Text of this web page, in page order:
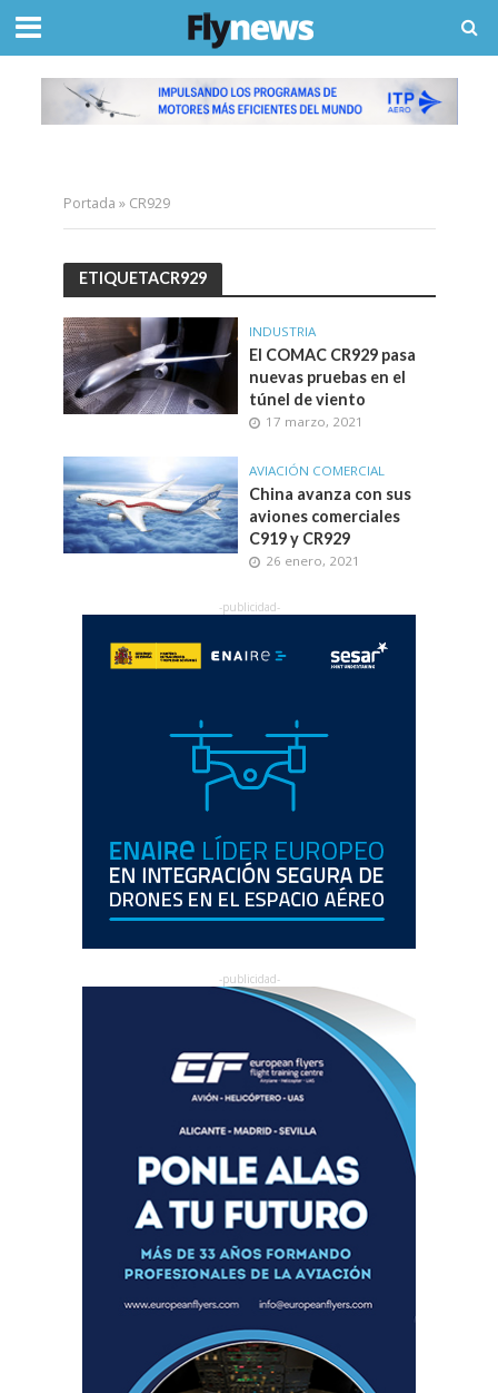
Portada » CR929
ETIQUETACR929
INDUSTRIA
El COMAC CR929 pasa
nuevas pruebas en el
túnel de viento
17 marzo, 2021
AVIACIÓN COMERCIAL
China avanza con sus
aviones comerciales
C919 y CR929
26 enero, 2021